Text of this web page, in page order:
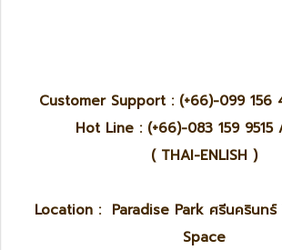
Customer Support : (+66)-099 156
Hot Line : (+66)-083 159 9515
( THAI-ENLISH )
Location : Paradise Park ศรีนครินทร์
Space